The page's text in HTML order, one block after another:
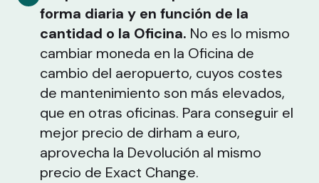
forma diaria y en función de la
cantidad o la Oficina. No es lo mismo
cambiar moneda en la Oficina de
cambio del aeropuerto, cuyos costes
de mantenimiento son más elevados,
que en otras oficinas. Para conseguir el
mejor precio de dirham a euro,
aprovecha la Devolución al mismo
precio de Exact Change.